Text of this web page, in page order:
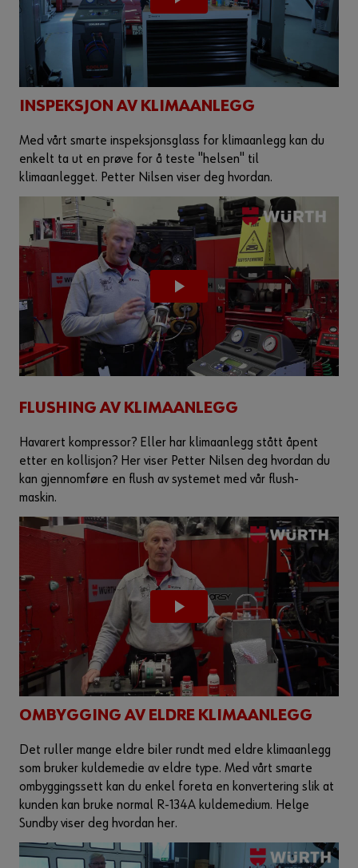
INSPEKSJON AV KLIMAANLEGG
Med vårt smarte inspeksjonsglass for klimaanlegg kan du
enkelt ta ut en prøve for å teste "helsen" til
klimaanlegget. Petter Nilsen viser deg hvordan.
FLUSHING AV KLIMAANLEGG
Havarert kompressor? Eller har klimaanlegg stått åpent
etter en kollisjon? Her viser Petter Nilsen deg hvordan du
kan gjennomføre en flush av systemet med vår flush-
maskin.
OMBYGGING AV ELDRE KLIMAANLEGG
Det ruller mange eldre biler rundt med eldre klimaanlegg
som bruker kuldemedie av eldre type. Med vårt smarte
ombyggingssett kan du enkel foreta en konvertering slik at
kunden kan bruke normal R-134A kuldemedium. Helge
Sundby viser deg hvordan her.